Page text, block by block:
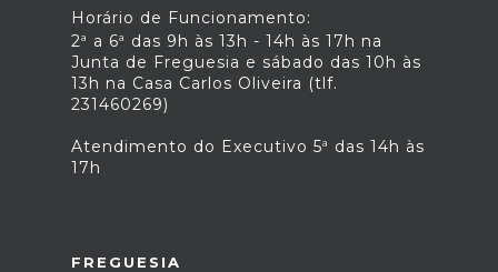
Horário de Funcionamento:
2ª a 6ª das 9h às 13h - 14h às 17h na
Junta de Freguesia e sábado das 10h às
13h na Casa Carlos Oliveira (tlf.
231460269)
Atendimento do Executivo 5ª das 14h às
17h
FREGUESIA